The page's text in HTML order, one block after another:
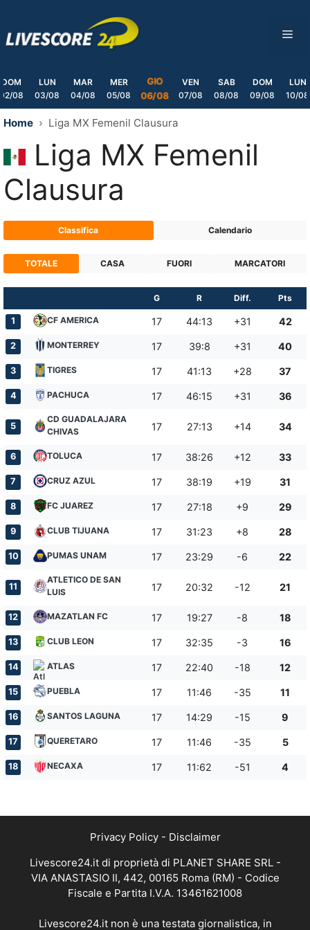
content
DOM
02/08
LUN
03/08
MAR
04/08
MER
05/08
GIO
06/08
VEN
07/08
SAB
08/08
DOM
09/08
LUN
10/08
Home Liga MX Femenil Clausura
Liga MX Femenil
Clausura
Classifica Calendario
TOTALE CASA FUORI MARCATORI
G R Diff. Pts
1 CF AMERICA 17 44:13 +31 42
2 MONTERREY 17 39:8 +31 40
3 TIGRES 17 41:13 +28 37
4 PACHUCA 17 46:15 +31 36
5
CD GUADALAJARA
CHIVAS
17 27:13 +14 34
6 TOLUCA 17 38:26 +12 33
7 CRUZ AZUL 17 38:19 +19 31
8 FC JUAREZ 17 27:18 +9 29
9 CLUB TIJUANA 17 31:23 +8 28
10 PUMAS UNAM 17 23:29 -6 22
11
ATLETICO DE SAN
LUIS
17 20:32 -12 21
12 MAZATLAN FC 17 19:27 -8 18
13 CLUB LEON 17 32:35 -3 16
14 ATLAS 17 22:40 -18 12
15 PUEBLA 17 11:46 -35 11
16 SANTOS LAGUNA 17 14:29 -15 9
17 QUERETARO 17 11:46 -35 5
18 NECAXA 17 11:62 -51 4
Privacy Policy- Disclaimer
Livescore24.it di proprietà di PLANET SHARE SRL -
VIA ANASTASIO II, 442, 00165 Roma (RM) - Codice
Fiscale e Partita I.V.A. 13461621008
Livescore24.it non è una testata giornalistica, in